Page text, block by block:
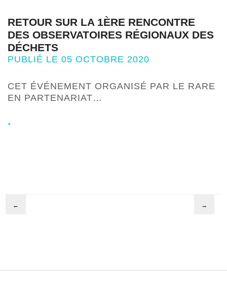
RETOUR SUR LA 1ÈRE RENCONTRE
DES OBSERVATOIRES RÉGIONAUX DES
DÉCHETS
PUBLIÉ LE 05 OCTOBRE 2020
CET ÉVÉNEMENT ORGANISÉ PAR LE RARE
EN PARTENARIAT…
+
← →